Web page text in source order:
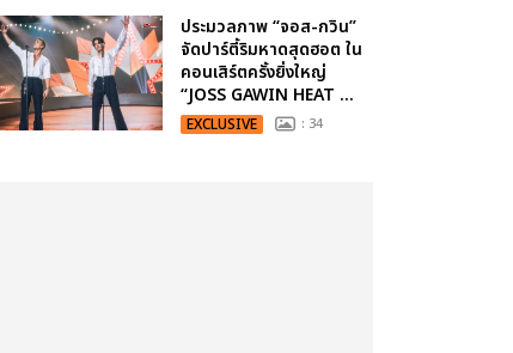
ประมวลภาพ “จอส-กวิน”
จัดปาร์ตี้ริมหาดสุดฮอต ใน
คอนเสิร์ตครั้งยิ่งใหญ่
“JOSS GAWIN HEAT ...
EXCLUSIVE : 34